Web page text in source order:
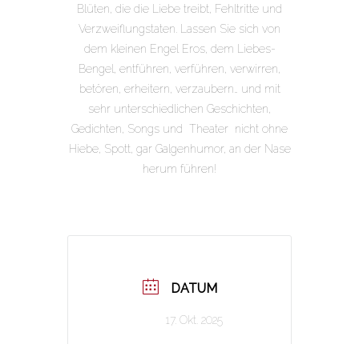
Blüten, die die Liebe treibt, Fehltritte und
Verzweiflungstaten. Lassen Sie sich von
dem kleinen Engel Eros, dem Liebes-
Bengel, entführen, verführen, verwirren,
betören, erheitern, verzaubern… und mit
sehr unterschiedlichen Geschichten,
Gedichten, Songs und Theater nicht ohne
Hiebe, Spott, gar Galgenhumor, an der Nase
herum führen!
DATUM
17. Okt. 2025